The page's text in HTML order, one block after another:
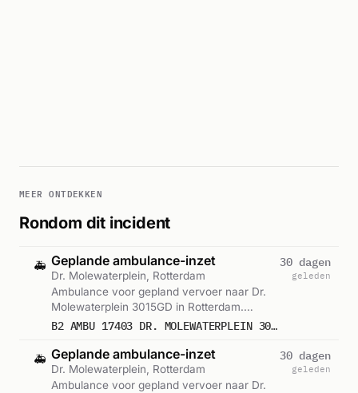
MEER ONTDEKKEN
Rondom dit incident
🚑 Geplande ambulance-inzet
Dr. Molewaterplein, Rotterdam
Ambulance voor gepland vervoer naar Dr.
Molewaterplein 3015GD in Rotterdam.
Ingezet: Ambulance. Gemeld om 13:11.
B2 AMBU 17403 DR. MOLEWATERPLEIN 3015GD ROTTERDAM ROTTDM BON 106421
30 dagen
geleden
🚑 Geplande ambulance-inzet
Dr. Molewaterplein, Rotterdam
Ambulance voor gepland vervoer naar Dr.
30 dagen
geleden